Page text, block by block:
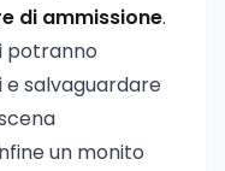
di ammissione.
potranno
salvaguardare
un monito